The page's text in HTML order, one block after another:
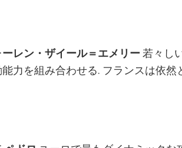
ーレン・ザイール＝エメリー若々し
力を組み合わせる. フランスは依然